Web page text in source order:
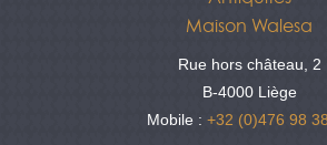
Maison Walesa
Rue hors château, 2
B-4000 Liège
Mobile : +32 (0)476 98